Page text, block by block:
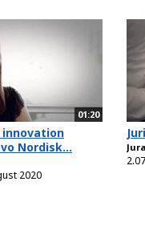
01:20
innovation
Nordisk...
2020
Jura